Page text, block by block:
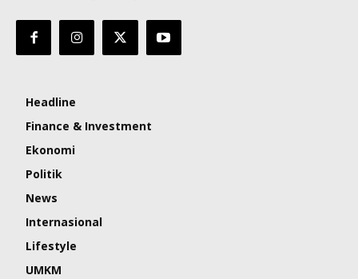
Headline
Finance & Investment
Ekonomi
Politik
News
Internasional
Lifestyle
UMKM